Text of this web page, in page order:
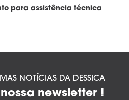
para assistência técnica
NOTÍCIAS DA DESSICA
newsletter !